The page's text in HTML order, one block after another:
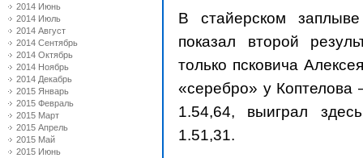
2014 Июнь
2014 Июль
2014 Август
2014 Сентябрь
2014 Октябрь
2014 Ноябрь
2014 Декабрь
2015 Январь
2015 Февраль
2015 Март
2015 Апрель
2015 Май
2015 Июнь
В стайерском
показал второй
только псковича
«серебро» у Коптелова
1.54,64, выиграл
1.51,31.